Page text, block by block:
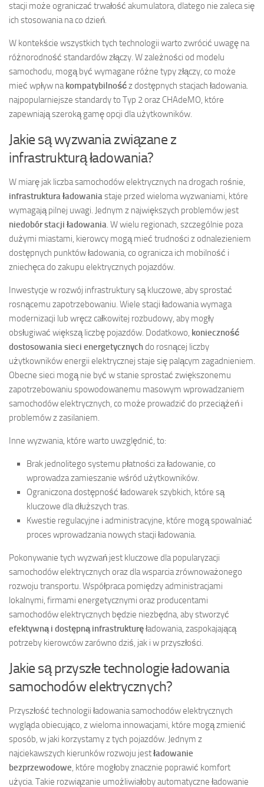
stacji może ograniczać trwałość akumulatora, dlatego nie zaleca się
ich stosowania na co dzień.
W kontekście wszystkich tych technologii warto zwrócić uwagę na
różnorodność standardów złączy. W zależności od modelu
samochodu, mogą być wymagane różne typy złączy, co może
mieć wpływ nakompatybilnośćz dostępnych stacjach ładowania.
najpopularniejsze standardy to Typ 2 oraz CHAdeMO, które
zapewniają szeroką gamę opcji dla użytkowników.
Jakie są wyzwania związane z
infrastrukturą ładowania?
W miarę jak liczba samochodów elektrycznych na drogach rośnie,
infrastruktura ładowaniastaje przed wieloma wyzwaniami, które
wymagają pilnej uwagi. Jednym z największych problemów jest
niedobór stacji ładowania. W wielu regionach, szczególnie poza
dużymi miastami, kierowcy mogą mieć trudności z odnalezieniem
dostępnych punktów ładowania, co ogranicza ich mobilność i
zniechęca do zakupu elektrycznych pojazdów.
Inwestycje w rozwój infrastruktury są kluczowe, aby sprostać
rosnącemu zapotrzebowaniu. Wiele stacji ładowania wymaga
modernizacji lub wręcz całkowitej rozbudowy, aby mogły
obsługiwać większą liczbę pojazdów. Dodatkowo, konieczność
dostosowania sieci energetycznychdo rosnącej liczby
użytkowników energii elektrycznej staje się palącym zagadnieniem.
Obecne sieci mogą nie być w stanie sprostać zwiększonemu
zapotrzebowaniu spowodowanemu masowym wprowadzaniem
samochodów elektrycznych, co może prowadzić do przeciążeń i
problemów z zasilaniem.
Inne wyzwania, które warto uwzględnić, to:
Brak jednolitego systemu płatności za ładowanie, co
wprowadza zamieszanie wśród użytkowników.
Ograniczona dostępność ładowarek szybkich, które są
kluczowe dla dłuższych tras.
Kwestie regulacyjne i administracyjne, które mogą spowalniać
proces wprowadzania nowych stacji ładowania.
Pokonywanie tych wyzwań jest kluczowe dla popularyzacji
samochodów elektrycznych oraz dla wsparcia zrównoważonego
rozwoju transportu. Współpraca pomiędzy administracjami
lokalnymi, firmami energetycznymi oraz producentami
samochodów elektrycznych będzie niezbędna, aby stworzyć
efektywną i dostępną infrastrukturęładowania, zaspokajającą
potrzeby kierowców zarówno dziś, jak i w przyszłości.
Jakie są przyszłe technologie ładowania
samochodów elektrycznych?
Przyszłość technologii ładowania samochodów elektrycznych
wygląda obiecująco, z wieloma innowacjami, które mogą zmienić
sposób, w jaki korzystamy z tych pojazdów. Jednym z
najciekawszych kierunków rozwoju jestładowanie
bezprzewodowe, które mogłoby znacznie poprawić komfort
użycia. Takie rozwiązanie umożliwiałoby automatyczne ładowanie